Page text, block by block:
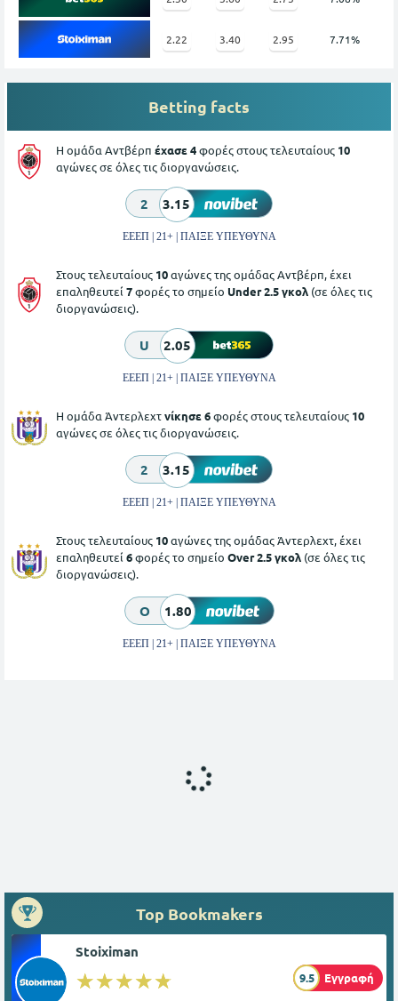
2.22 3.40 2.95 7.71%
Betting facts
Η ομάδα Αντβέρπ έχασε 4φορές στους τελευταίους 10
αγώνες σε όλες τις διοργανώσεις.
2 3.15
ΕΕΕΠ | 21+ | ΠΑΙΞΕ ΥΠΕΥΘΥΝΑ
Στους τελευταίους 10αγώνες της ομάδας Αντβέρπ, έχει
επαληθευτεί 7φορές το σημείο Under 2.5 γκολ (σε όλες τις
διοργανώσεις).
U 2.05
ΕΕΕΠ | 21+ | ΠΑΙΞΕ ΥΠΕΥΘΥΝΑ
Η ομάδα Άντερλεχτνίκησε 6φορές στους τελευταίους 10
αγώνες σε όλες τις διοργανώσεις.
2 3.15
ΕΕΕΠ | 21+ | ΠΑΙΞΕ ΥΠΕΥΘΥΝΑ
Στους τελευταίους 10αγώνες της ομάδας Άντερλεχτ, έχει
επαληθευτεί 6φορές το σημείο Over 2.5 γκολ (σε όλες τις
διοργανώσεις).
O 1.80
ΕΕΕΠ | 21+ | ΠΑΙΞΕ ΥΠΕΥΘΥΝΑ
Top Bookmakers
Stoiximan
☆☆☆☆☆
★★★★★ 9.5 Εγγραφή